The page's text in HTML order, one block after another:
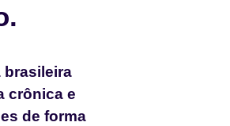
brasileira
crônica e
de forma